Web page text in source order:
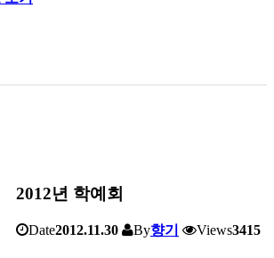
2012년 학예회
Date2012.11.30 By향기 Views3415